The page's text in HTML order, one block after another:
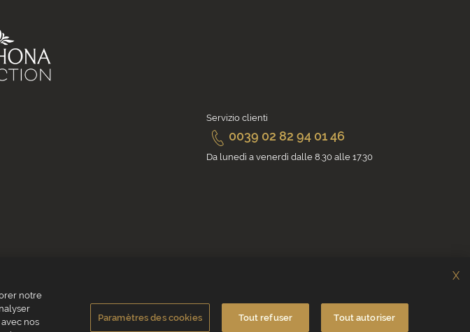
Servizio clienti
0039 02 82 94 01 46
Da lunedì a venerdì dalle 8.30 alle 17.30
notre
nos
Paramètres des cookies Tout refuser Tout autoriser
X